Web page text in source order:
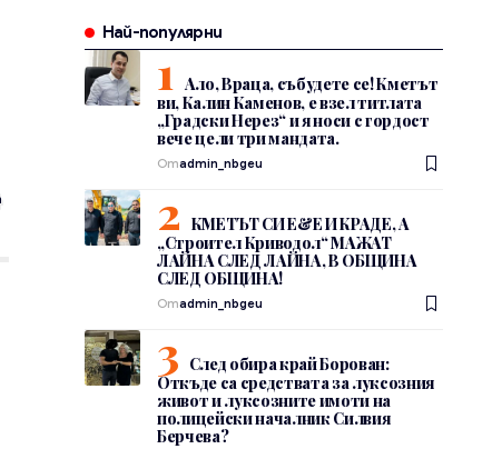
Най-популярни
Ало, Враца, събудете се! Кметът
ви, Калин Каменов, е взел титлата
„Градски Нерез“ и я носи с гордост
вече цели три мандата.
Отadmin_nbgeu
КМЕТЪТ СИ Е&Е И КРАДЕ, А
„Строител Криводол“ МАЖАТ
ЛАЙНА СЛЕД ЛАЙНА, В ОБЩИНА
СЛЕД ОБЩИНА!
Отadmin_nbgeu
След обира край Борован:
Откъде са средствата за луксозния
живот и луксозните имоти на
полицейски началник Силвия
Берчева?